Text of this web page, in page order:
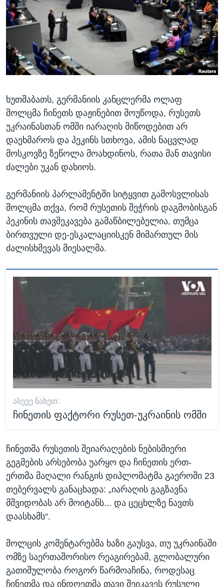
ᲡᲢᲣᲓᲘᲐ ᲕᲐᲨᲘᲜᲒᲢᲝᲜᲘ
ᲔᲙᲝᲜᲝᲛᲘᲙᲐ
ᲯᲐᲜᲛᲠᲗᲔᲚᲝᲑᲐ
ᲛᲔᲪᲜᲘᲔᲠᲔᲑᲐ
ᲘᲜᲢᲔᲠᲕᲘᲣ
ᲒᲐᲚᲘᲚᲔᲝ
ᲓᲔᲖᲘᲜᲤᲝᲠᲛᲐᲪᲘᲐ
Learning English
ᲗᲕᲐᲚᲘ ᲒᲕᲐᲓᲔᲕᲜᲔᲗ
ხუთშაბათს, გერმანიის კანცლერმა ოლაფ
შოლცმა ჩინეთს დაჟინებით მოუწოდა, რუსეთს
უკრაინასთან ომში იარაღის მიწოდებით არ
დაეხმაროს და პეკინს სთხოვა, ამის ნაცვლად
მოსკოვზე ზეწოლა მოახდინოს, რათა მან თავისი
ძალები უკან დახიოს.
გერმანიის პარლამენტში სიტყვით გამოსვლისას
შოლცმა თქვა, რომ რუსეთის შეჭრის დაგმობისგან
პეკინის თავშეკავება გამაწბილებელია, თუმცა
ბირთვული დე-ესკალაციისკენ მიმართულ მის
ძალისხმევას მიესალმა.
ᲐᲡᲔᲕᲔ ᲜᲐᲮᲔᲗ:
ჩინეთის ფაქტორი რუსეთ-უკრაინის ომში
ჩინეთმა რუსეთის შეიარაღების ნებისმიერი
გეგმების არსებობა უარყო და ჩინეთის ერთ-
ერთმა მაღალი რანგის დიპლომატმა გაეროში 23
თებერვალს განაცხადა: „იარაღის გაგზავნა
მშვიდობას არ მოიტანს... და ცეცხლზე ნავთს
დაასხამს“.
შოლცის კომენტარებმა ხაზი გაუსვა, თუ უკრაინაში
ომზე საერთაშორისო რეაგირებამ, გლობალური
გათიშულობა როგორ წარმოაჩინა, როდესაც
ჩინეთმა და ინდოეთმა თავი შეიკავეს რუსული